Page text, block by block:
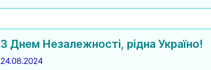
З Днем Незалежності, рідна Україно!
24.08.2024